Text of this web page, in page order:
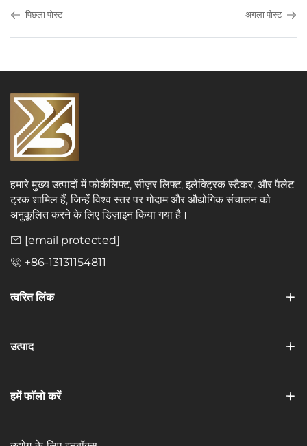
पिछला पोस्ट अगला पोस्ट
हमारे मुख्य उत्पादों में फोर्कलिफ्ट, सीज़र लिफ्ट, इलेक्ट्रिक स्टैकर, और पैलेट
ट्रक शामिल हैं, जिन्हें विश्व स्तर पर गोदाम और औद्योगिक संचालन को
अनुकूलित करने के लिए डिज़ाइन किया गया है।
[email protected]
+86-13131154811
त्वरित लिंक
उत्पाद
हमें फॉलो करें